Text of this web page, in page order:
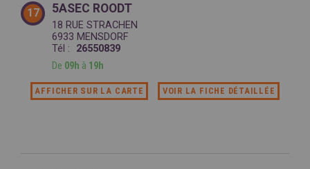
17 5ASEC ROODT
18 RUE STRACHEN
6933 MENSDORF
Tél :
26550839
De 09h à 19h
AFFICHER SUR LA CARTE VOIR LA FICHE DÉTAILLÉE